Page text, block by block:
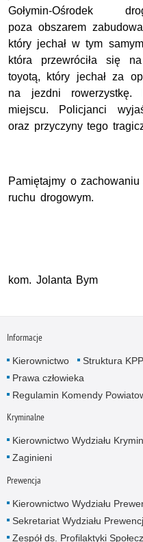
Gołymin-Ośrodek
poza obszarem
który jechał w tym
która przewróciła się
toyotą, który jechał za
na jezdni rowerzystkę.
miejscu. Policjanci
oraz przyczyny tego
Pamiętajmy o
ruchu drogowym.
kom. Jolanta Bym
Informacje
Kierownictwo Struktura
Prawa człowieka
Regulamin Komendy
Kryminalne
Kierownictwo Wydziału
Zaginieni
Prewencja
Kierownictwo Wydziału
Sekretariat Wydziału
Zespół ds. Profilaktyki